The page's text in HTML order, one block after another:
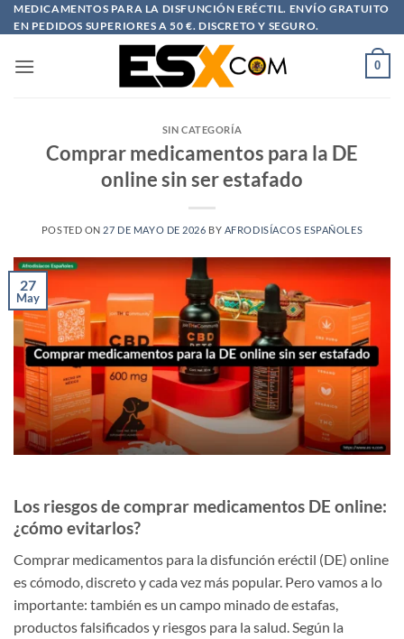
Saltar
al
MEDICAMENTOS PARA LA DISFUNCIÓN ERÉCTIL. ENVÍO GRATUITO
EN PEDIDOS SUPERIORES A 50 €. DISCRETO Y SEGURO.
0
SIN CATEGORÍA
Comprar medicamentos para la DE
online sin ser estafado
POSTED ON 27 DE MAYO DE 2026 BY AFRODISÍACOS ESPAÑOLES
27
May
Los riesgos de comprar medicamentos DE online:
¿cómo evitarlos?
Comprar medicamentos para la disfunción eréctil (DE) online
es cómodo, discreto y cada vez más popular. Pero vamos a lo
importante: también es un campo minado de estafas,
productos falsificados y riesgos para la salud. Según la